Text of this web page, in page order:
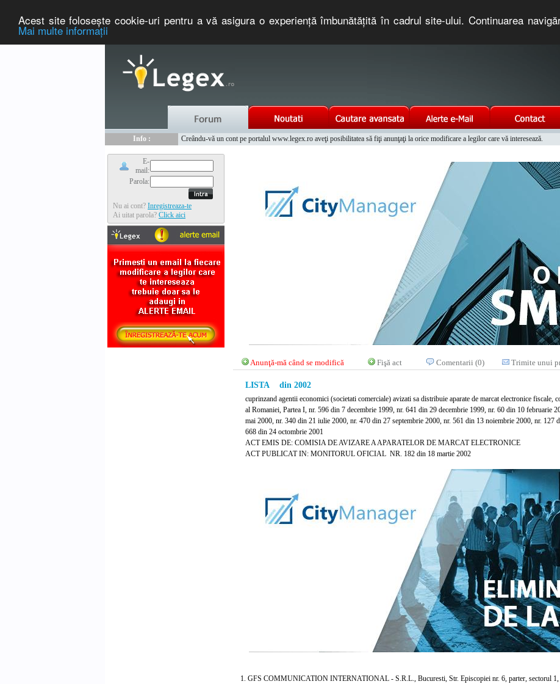
Acest site foloseşte cookie-uri pentru a vă asigura o experienţă îmbunătăţită în cadrul site-ului. Continuarea
Mai multe informaţii
Info :
Creându-vă un cont pe portalul www.legex.ro aveţi posibilitatea să fiţi anunţaţi la orice modificare a legilor care vă interesează.
E-
mail:
Parola:
Nu ai cont? Inregistreaza-te
Ai uitat parola? Click aici
Anunţă-mă când se modifică Fişă act Comentarii (0) Trimite unui
LISTA din 2002
cuprinzand agentii economici (societati comerciale) avizati sa distribuie aparate de marcat electronice
al Romaniei, Partea I, nr. 596 din 7 decembrie 1999, nr. 641 din 29 decembrie 1999, nr. 60 din 10 februarie
mai 2000, nr. 340 din 21 iulie 2000, nr. 470 din 27 septembrie 2000, nr. 561 din 13 noiembrie 2000, nr. 127
668 din 24 octombrie 2001
ACT EMIS DE: COMISIA DE AVIZARE A APARATELOR DE MARCAT ELECTRONICE
ACT PUBLICAT IN: MONITORUL OFICIAL NR. 182 din 18 martie 2002
1. GFS COMMUNICATION INTERNATIONAL - S.R.L., Bucuresti, Str. Episcopiei nr. 6, parter, sectorul 1,